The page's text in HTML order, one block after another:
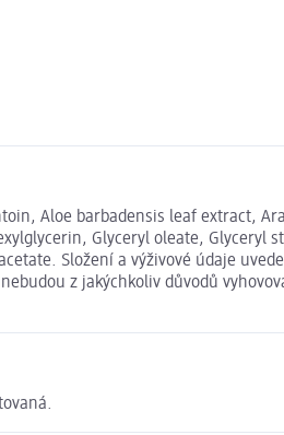
Aloe barbadensis leaf extract,
Glyceryl oleate, Glyceryl
Složení a výživové údaje
z jakýchkoliv důvodů